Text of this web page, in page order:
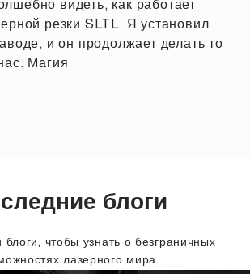
видеть, как работает
резки SLTL. Я установил
и он продолжает делать то
Магия
блоги
блоги, чтобы узнать о безграничных
лазерного мира.